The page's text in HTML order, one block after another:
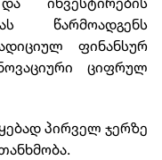
წარმოადგენს
ფინანსურ
ციფრულ
პირველ ჯერზე